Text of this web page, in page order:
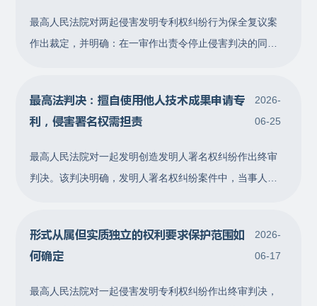
公证保全取证，证明乙公司和丙公司存在生产、
最高人民法院对两起侵害发明专利权纠纷行为保全复议案
作出裁定，并明确：在一审作出责令停止侵害判决的同时
充分，在行为保全复议审查阶段，除非被申请人提供相反
证据或者具有充分理由足以认定不符合采取行为保全措施
条件，一般即应维持所采取的行为保全措
最高法判决：擅自使用他人技术成果申请专
利，侵害署名权需担责
2026-
06-25
最高人民法院对一起发明创造发明人署名权纠纷作出终审
判决。该判决明确，发明人署名权纠纷案件中，当事人主
从业经历、职责范围、对涉案发明创造的熟悉程度等因素
对其是否属于发明人进行综合判断。该案对于防范冒名顶
替发明人身份，制止科技创新活动和申请
形式从属但实质独立的权利要求保护范围如
何确定
2026-
06-17
最高人民法院对一起侵害发明专利权纠纷作出终审判决，